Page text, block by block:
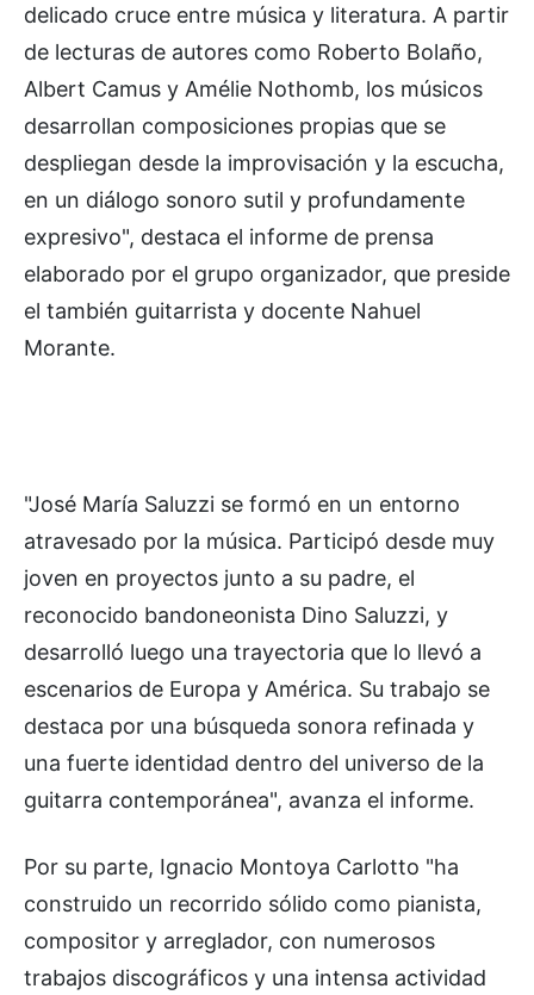
delicado cruce entre música y literatura. A partir
de lecturas de autores como Roberto Bolaño,
Albert Camus y Amélie Nothomb, los músicos
desarrollan composiciones propias que se
despliegan desde la improvisación y la escucha,
en un diálogo sonoro sutil y profundamente
expresivo", destaca el informe de prensa
elaborado por el grupo organizador, que preside
el también guitarrista y docente Nahuel
Morante.
"José María Saluzzi se formó en un entorno
atravesado por la música. Participó desde muy
joven en proyectos junto a su padre, el
reconocido bandoneonista Dino Saluzzi, y
desarrolló luego una trayectoria que lo llevó a
escenarios de Europa y América. Su trabajo se
destaca por una búsqueda sonora refinada y
una fuerte identidad dentro del universo de la
guitarra contemporánea", avanza el informe.
Por su parte, Ignacio Montoya Carlotto "ha
construido un recorrido sólido como pianista,
compositor y arreglador, con numerosos
trabajos discográficos y una intensa actividad